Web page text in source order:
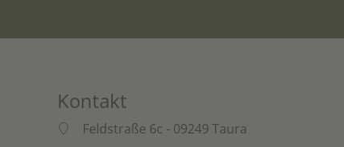
Kontakt
Feldstraße 6c - 09249 Taura